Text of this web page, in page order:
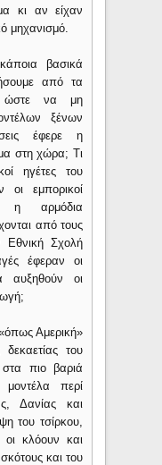
κι αν είχαν
μηχανισμό.
βασικά
από τα
ώστε να μη
ξένων
έφερε η
στη χώρα; Τι
ηγέτες του
εμπορικοί
η αρμόδια
από τους
Εθνική Σχολή
έφεραν οι
αυξηθούν οι
Αμερική»
του
πιο βαριά
μοντέλα περί
Δανίας και
του τσίρκου,
κλόουν και
και του